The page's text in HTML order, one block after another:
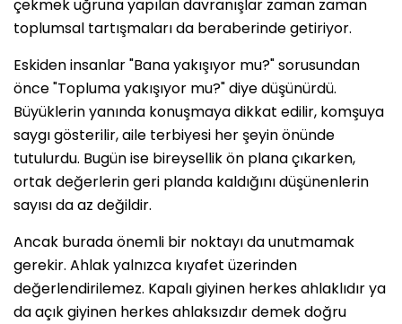
çekmek uğruna yapılan davranışlar zaman zaman
toplumsal tartışmaları da beraberinde getiriyor.
Eskiden insanlar "Bana yakışıyor mu?" sorusundan
önce "Topluma yakışıyor mu?" diye düşünürdü.
Büyüklerin yanında konuşmaya dikkat edilir, komşuya
saygı gösterilir, aile terbiyesi her şeyin önünde
tutulurdu. Bugün ise bireysellik ön plana çıkarken,
ortak değerlerin geri planda kaldığını düşünenlerin
sayısı da az değildir.
Ancak burada önemli bir noktayı da unutmamak
gerekir. Ahlak yalnızca kıyafet üzerinden
değerlendirilemez. Kapalı giyinen herkes ahlaklıdır ya
da açık giyinen herkes ahlaksızdır demek doğru